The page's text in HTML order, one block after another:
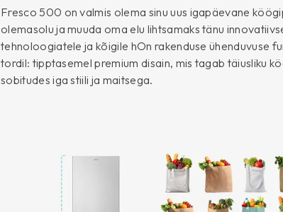
Fresco 500 on valmis olema sinu uus igapäevane
olemasolu ja muuda oma elu lihtsamaks tänu
tehnoloogiatele ja kõigile hOn rakenduse ühenduvuse
tordil: tipptasemel premium disain, mis tagab täiusliku
sobitudes iga stiili ja maitsega.